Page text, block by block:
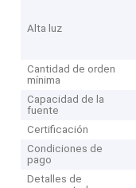
Alta luz
Cantidad de orden
mínima
Capacidad de la
fuente
Certificación
Condiciones de
pago
Detalles de